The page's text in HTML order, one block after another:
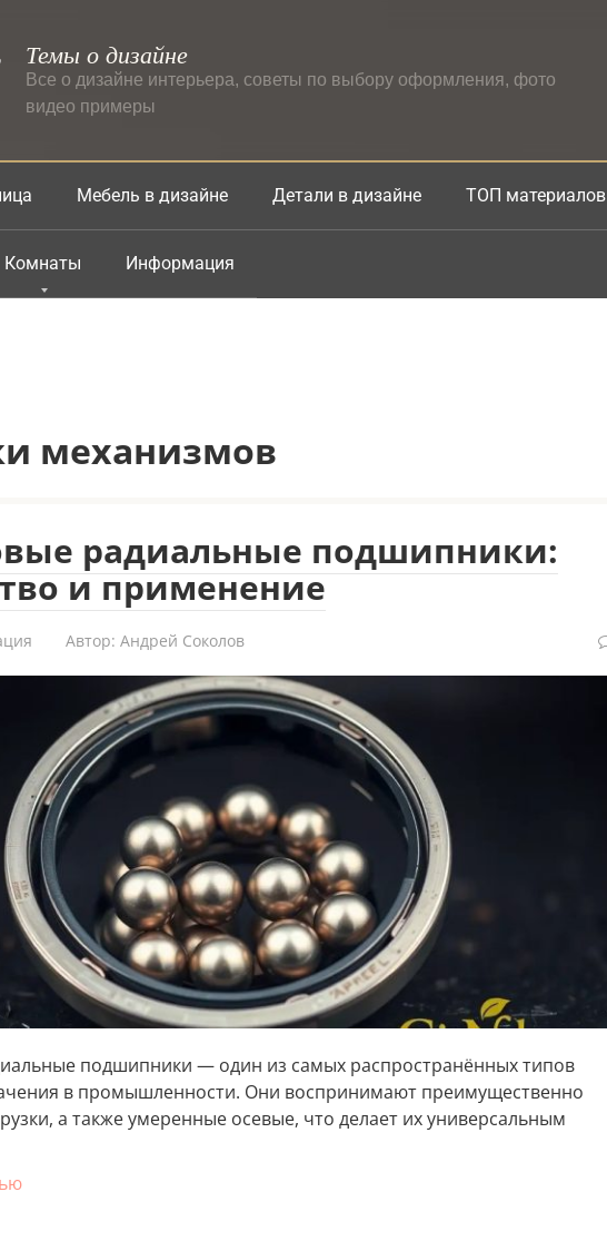
Темы о дизайне
Все о дизайне интерьера, советы по выбору оформления, фото
видео примеры
Мебель в дизайне Детали в дизайне ТОП материалов
Комнаты Информация
механизмов
радиальные подшипники:
и применение
Автор: Андрей Соколов
подшипники — один из самых распространённых типов
в промышленности. Они воспринимают преимущественно
а также умеренные осевые, что делает их универсальным